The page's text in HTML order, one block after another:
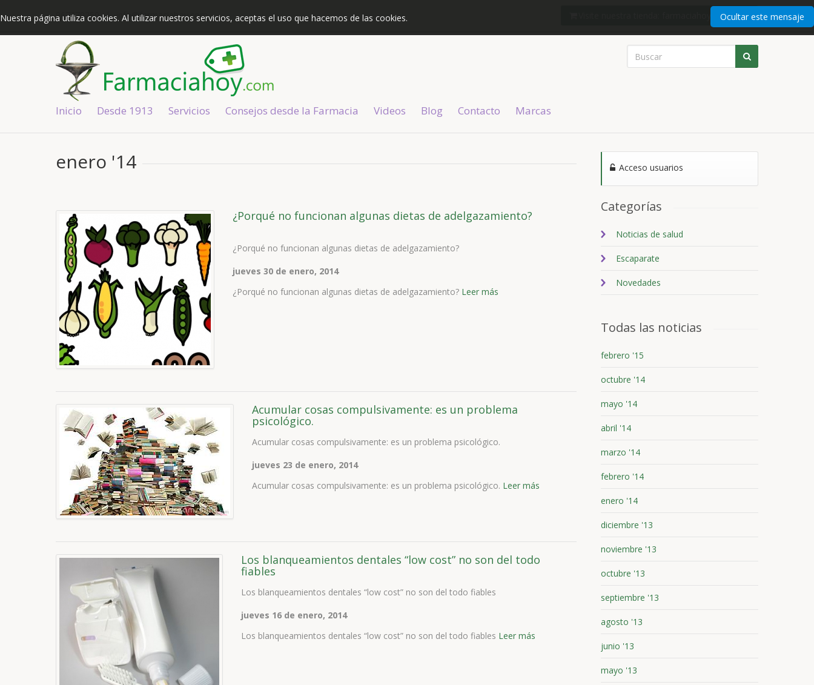
Nuestra página utiliza cookies. Al utilizar nuestros servicios, aceptas el uso que hacemos de las cookies. Ocultar este mensaje
967370250 | info@farmaciahoy.com Visite nuestra tienda: farmaciahoyshop.com
Inicio Desde 1913 Servicios Consejos desde la Farmacia Videos Blog Contacto Marcas
enero '14
¿Porqué no funcionan algunas dietas de adelgazamiento?
¿Porqué no funcionan algunas dietas de adelgazamiento?
jueves 30 de enero, 2014
¿Porqué no funcionan algunas dietas de adelgazamiento? Leer más
Acumular cosas compulsivamente: es un problema
psicológico.
Acumular cosas compulsivamente: es un problema psicológico.
jueves 23 de enero, 2014
Acumular cosas compulsivamente: es un problema psicológico. Leer más
Los blanqueamientos dentales “low cost” no son del todo
fiables
Los blanqueamientos dentales “low cost” no son del todo fiables
jueves 16 de enero, 2014
Los blanqueamientos dentales “low cost” no son del todo fiables Leer más
Acceso usuarios
Categorías
Noticias de salud
Escaparate
Novedades
Todas las noticias
febrero '15
octubre '14
mayo '14
abril '14
marzo '14
febrero '14
enero '14
diciembre '13
noviembre '13
octubre '13
septiembre '13
agosto '13
junio '13
mayo '13